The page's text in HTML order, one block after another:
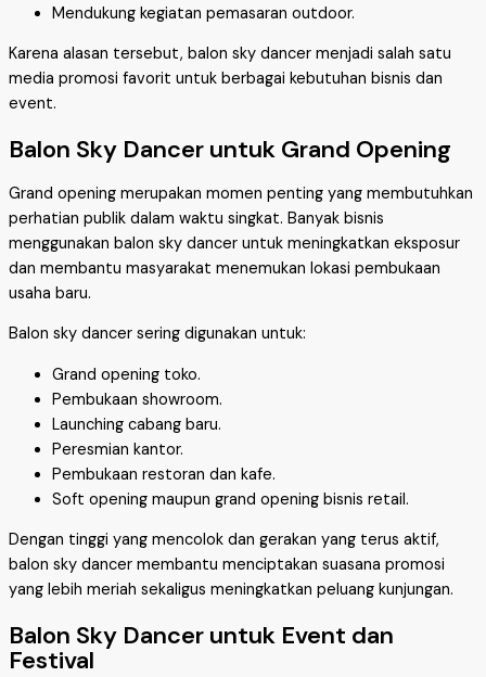
Mendukung kegiatan pemasaran outdoor.
Karena alasan tersebut, balon sky dancer menjadi salah satu
media promosi favorit untuk berbagai kebutuhan bisnis dan
event.
Balon Sky Dancer untuk Grand Opening
Grand opening merupakan momen penting yang membutuhkan
perhatian publik dalam waktu singkat. Banyak bisnis
menggunakan balon sky dancer untuk meningkatkan eksposur
dan membantu masyarakat menemukan lokasi pembukaan
usaha baru.
Balon sky dancer sering digunakan untuk:
Grand opening toko.
Pembukaan showroom.
Launching cabang baru.
Peresmian kantor.
Pembukaan restoran dan kafe.
Soft opening maupun grand opening bisnis retail.
Dengan tinggi yang mencolok dan gerakan yang terus aktif,
balon sky dancer membantu menciptakan suasana promosi
yang lebih meriah sekaligus meningkatkan peluang kunjungan.
Balon Sky Dancer untuk Event dan
Festival